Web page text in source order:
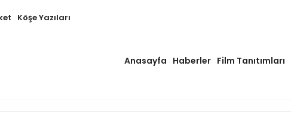
Köşe Yazıları
Anasayfa Haberler Film Tanıtımları